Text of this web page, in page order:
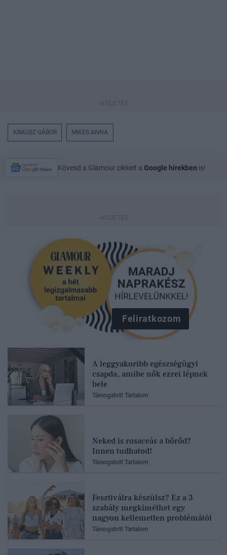
KRAUSZ GÁBOR MIKES ANNA
Kövesd a Glamour cikkeit a Google hírekben is!
Feliratkozom
A leggyakoribb egészségügyi
csapda, amibe nők ezrei lépnek
bele
Támogatott Tartalom
Neked is rosaceás a bőrőd?
Innen tudhatod!
Támogatott Tartalom
Fesztiválra készülsz? Ez a 3
szabály megkímélhet egy
nagyon kellemetlen problémától
Támogatott Tartalom